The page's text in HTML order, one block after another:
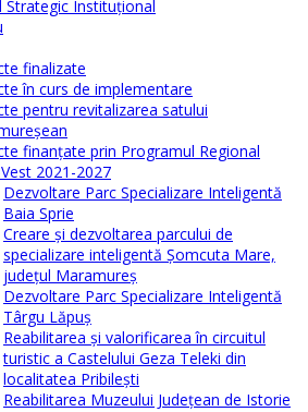
Strategic Instituţional
finalizate
în curs de implementare
pentru revitalizarea satului
finanțate prin Programul Regional
2021-2027
Dezvoltare Parc Specializare Inteligentă
Baia Sprie
Creare și dezvoltarea parcului de
specializare inteligentă Șomcuta Mare,
județul Maramureș
Dezvoltare Parc Specializare Inteligentă
Târgu Lăpuș
Reabilitarea și valorificarea în circuitul
turistic a Castelului Geza Teleki din
localitatea Pribilești
Reabilitarea Muzeului Județean de Istorie